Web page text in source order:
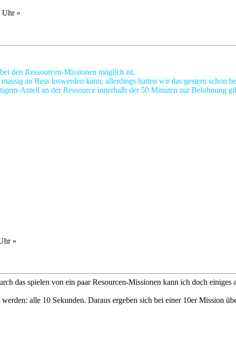
Uhr »
den Ressourcen-Missionen möglich ist.
an Ress loswerden kann, allerdings hatten wir das gestern schon
Anteil an der Ressource innerhalb der 50 Minuten zur Belohnung
»
das spielen von ein paar Resourcen-Missionen kann ich doch einiges
alle 10 Sekunden. Daraus ergeben sich bei einer 10er Mission